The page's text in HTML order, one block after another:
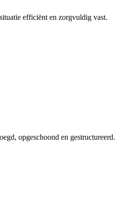
efficiënt en zorgvuldig vast.
opgeschoond en gestructureerd.